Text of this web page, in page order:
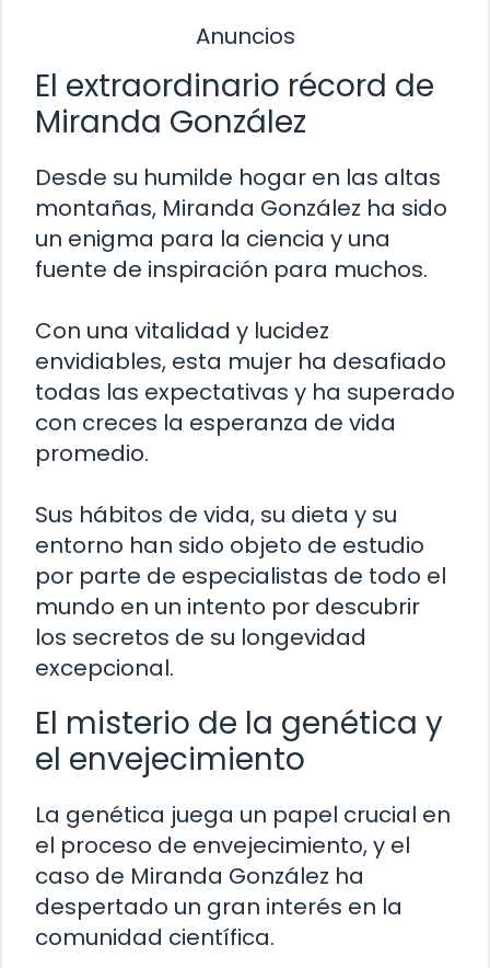
Anuncios
El extraordinario récord de
Miranda González
Desde su humilde hogar en las altas
montañas, Miranda González ha sido
un enigma para la ciencia y una
fuente de inspiración para muchos.
Con una vitalidad y lucidez
envidiables, esta mujer ha desafiado
todas las expectativas y ha superado
con creces la esperanza de vida
promedio.
Sus hábitos de vida, su dieta y su
entorno han sido objeto de estudio
por parte de especialistas de todo el
mundo en un intento por descubrir
los secretos de su longevidad
excepcional.
El misterio de la genética y
el envejecimiento
La genética juega un papel crucial en
el proceso de envejecimiento, y el
caso de Miranda González ha
despertado un gran interés en la
comunidad científica.